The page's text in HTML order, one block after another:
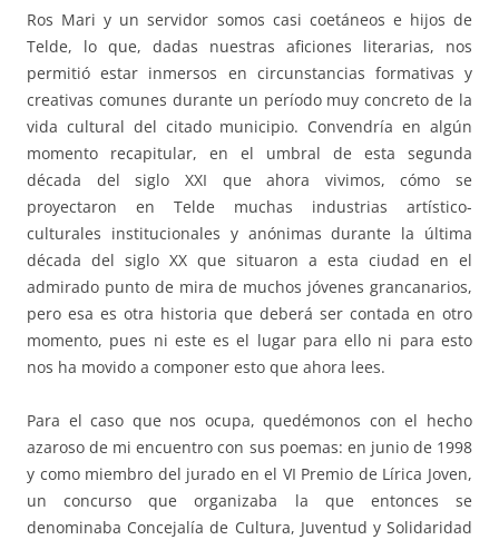
Ros Mari y un servidor somos casi coetáneos e hijos de
Telde, lo que, dadas nuestras aficiones literarias, nos
permitió estar inmersos en circunstancias formativas y
creativas comunes durante un período muy concreto de la
vida cultural del citado municipio. Convendría en algún
momento recapitular, en el umbral de esta segunda
década del siglo XXI que ahora vivimos, cómo se
proyectaron en Telde muchas industrias artístico-
culturales institucionales y anónimas durante la última
década del siglo XX que situaron a esta ciudad en el
admirado punto de mira de muchos jóvenes grancanarios,
pero esa es otra historia que deberá ser contada en otro
momento, pues ni este es el lugar para ello ni para esto
nos ha movido a componer esto que ahora lees.
Para el caso que nos ocupa, quedémonos con el hecho
azaroso de mi encuentro con sus poemas: en junio de 1998
y como miembro del jurado en el VI Premio de Lírica Joven,
un concurso que organizaba la que entonces se
denominaba Concejalía de Cultura, Juventud y Solidaridad